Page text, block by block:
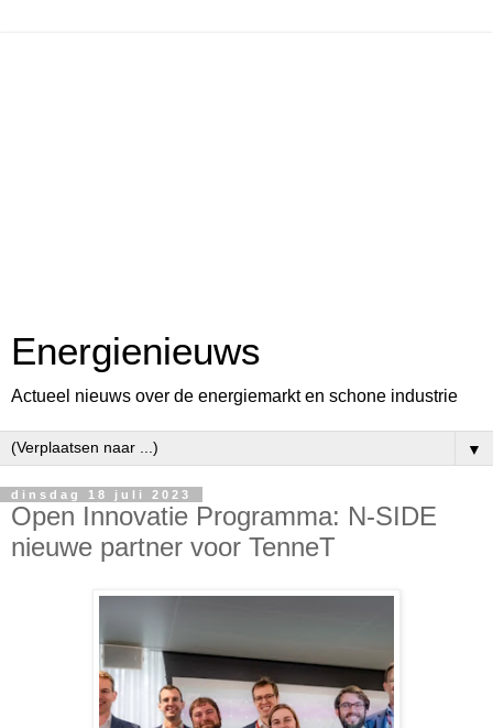
Energienieuws
Actueel nieuws over de energiemarkt en schone industrie
▼
dinsdag 18 juli 2023
Open Innovatie Programma: N-SIDE
nieuwe partner voor TenneT